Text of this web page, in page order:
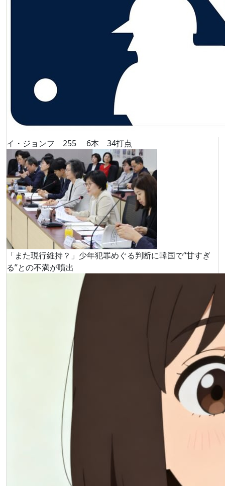
イ・ジョンフ 255 6本 34打点
「また現行維持？」少年犯罪めぐる判断に韓国で“甘すぎ
る”との不満が噴出